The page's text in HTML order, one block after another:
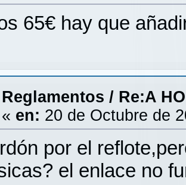
65€ hay que
Reglamentos / Re:A
« en: 20 de Octubre de
por el
el enlace no